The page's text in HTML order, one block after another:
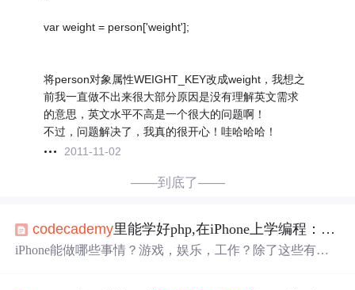
var weight = person['weight'];
将person对象属性WEIGHT_KEY改成weight，我想之
前我一直做不出来很大部分原因是没有理解英文需求
的意思，英文水平不高是一个很大的问题啊！
不过，问题解决了，我真的很开心！哇哈哈哈！
2011-11-02
——到底了——
codecademy里能学好php,在iPhone上学编程： Code
iPhone能做哪些事情？游戏，娱乐，工作？除了这些有没